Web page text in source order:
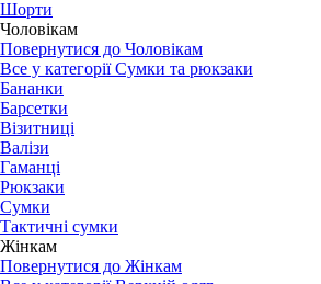
Шорти
Чоловікам
Повернутися до Чоловікам
Все у категорії Сумки та рюкзаки
Бананки
Барсетки
Візитниці
Валізи
Гаманці
Рюкзаки
Сумки
Тактичні сумки
Жінкам
Повернутися до Жінкам